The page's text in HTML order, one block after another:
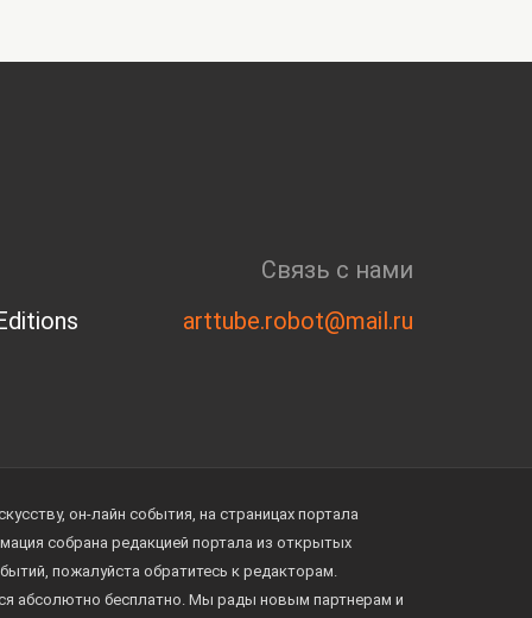
Связь с нами
arttube.robot@mail.ru
он-лайн события, на страницах портала
собрана редакцией портала из открытых
пожалуйста обратитесь к редакторам.
абсолютно бесплатно. Мы рады новым партнерам и